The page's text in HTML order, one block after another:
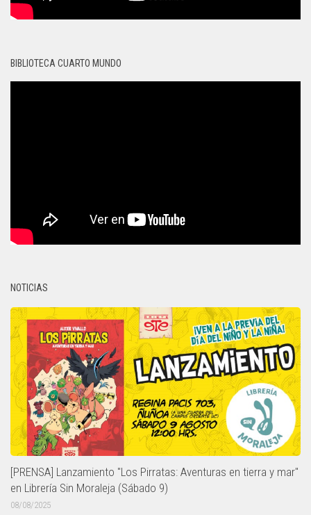
BIBLIOTECA CUARTO MUNDO
NOTICIAS
[PRENSA] Lanzamiento "Los Pirratas: Aventuras en tierra y mar"
en Librería Sin Moraleja (Sábado 9)
08/08/2025